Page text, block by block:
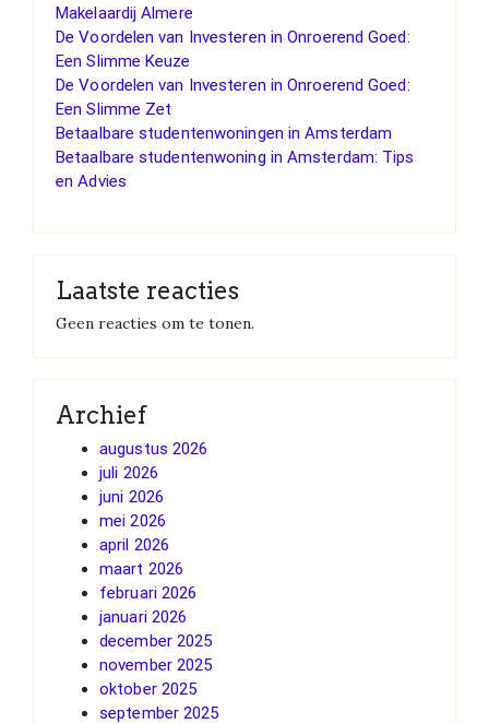
Makelaardij Almere
De Voordelen van Investeren in Onroerend Goed:
Een Slimme Keuze
De Voordelen van Investeren in Onroerend Goed:
Een Slimme Zet
Betaalbare studentenwoningen in Amsterdam
Betaalbare studentenwoning in Amsterdam: Tips
en Advies
Laatste reacties
Geen reacties om te tonen.
Archief
augustus 2026
juli 2026
juni 2026
mei 2026
april 2026
maart 2026
februari 2026
januari 2026
december 2025
november 2025
oktober 2025
september 2025